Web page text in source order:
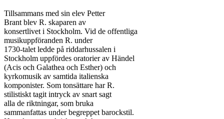
Tillsammans med sin elev Petter
Brant blev R. skaparen av
konsertlivet i Stockholm. Vid de offentliga
musikuppföranden R. under
1730-talet ledde på riddarhussalen i
Stockholm uppfördes oratorier av Händel
(Acis och Galathea och Esther) och
kyrkomusik av samtida italienska
komponister. Som tonsättare har R.
stilistiskt tagit intryck av snart sagt
alla de riktningar, som bruka
sammanfattas under begreppet barockstil.